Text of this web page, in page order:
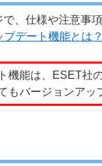
、仕様や注意事
プデート機能とは？
機能は、ESET社
もバージョンアッ